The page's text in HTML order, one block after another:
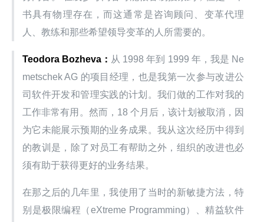
书具有物理存在，而这通常是咨询顾问、变革代理
人、教练和那些希望领导变革的人所需要的。
Teodora Bozheva： 从 1998 年到 1999 年，我是 Ne
metschek AG 的项目经理，也是我第一次参与改进公
司软件开发和管理实践的计划。我们做的工作对我的
工作非常有用。然而，18 个月后，该计划被取消，因
为它未能展示预期的业务成果。我从这次经历中得到
的教训是，除了对员工有帮助之外，组织的改进也必
须有助于获得更好的业务结果。
在那之后的几年里，我使用了当时的新敏捷方法，特
别是极限编程（eXtreme Programming）、精益软件